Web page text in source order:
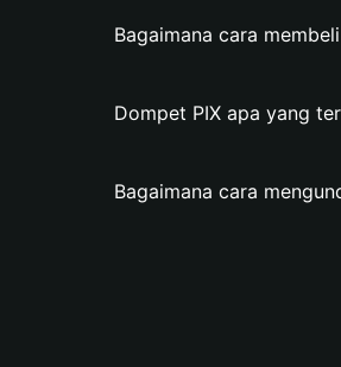
Bagaimana cara
Dompet PIX apa yang
Bagaimana cara